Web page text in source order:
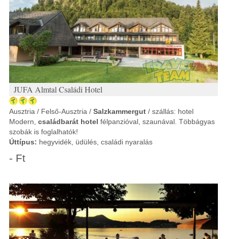
JUFA Almtal Családi Hotel
Ausztria / Felső-Ausztria / Salzkammergut / szállás: hotel
Modern, családbarát hotel félpanzióval, szaunával. Többágyas
szobák is foglalhatók!
Úttípus: hegyvidék, üdülés, családi nyaralás
- Ft